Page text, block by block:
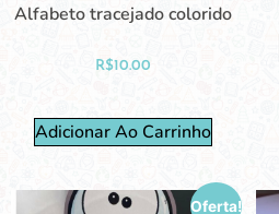
Alfabeto tracejado colorido
R$10.00
Adicionar Ao Carrinho
Oferta!